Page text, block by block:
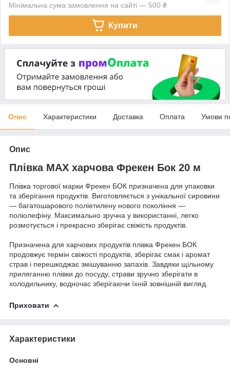
Мінімальна сума замовлення на сайті — 500 ₴
Купити
Опис Характеристики Доставка Оплата Умови
Опис
Плівка MAX харчова Фрекен Бок 20 м
Плівка торгової марки Фрекен БОК призначена для упаковки
та зберігання продуктів. Виготовляється з унікальної сировини
— багатошарового поліетилену нового покоління —
поліолефіну. Максимально зручна у використанні, легко
розмотується і прекрасно зберігає свіжість продуктів.
Призначена для харчових продуктiв плівка Фрекен БОК
продовжує термін свіжості продуктів, зберігає смак і аромат
страв і перешкоджає змішуванню запахів. Завдяки щільному
приляганню плівки до посуду, страви зручно зберігати в
холодильнику, водночас зберігаючи їхній зовнішній вигляд.
Приховати
Характеристики
Основні